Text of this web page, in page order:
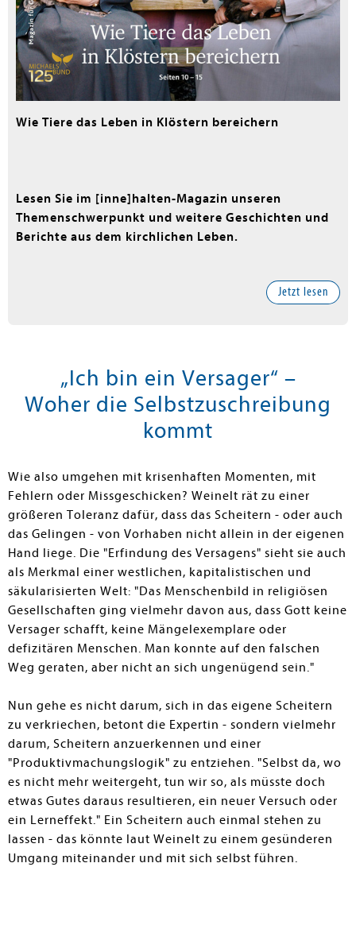
Wie Tiere das Leben in Klöstern bereichern
Lesen Sie im [inne]halten-Magazin unseren
Themenschwerpunkt und weitere Geschichten und
Berichte aus dem kirchlichen Leben.
Jetzt lesen
„Ich bin ein Versager“ –
Woher die Selbstzuschreibung
kommt
Wie also umgehen mit krisenhaften Momenten, mit
Fehlern oder Missgeschicken? Weinelt rät zu einer
größeren Toleranz dafür, dass das Scheitern - oder auch
das Gelingen - von Vorhaben nicht allein in der eigenen
Hand liege. Die "Erfindung des Versagens" sieht sie auch
als Merkmal einer westlichen, kapitalistischen und
säkularisierten Welt: "Das Menschenbild in religiösen
Gesellschaften ging vielmehr davon aus, dass Gott keine
Versager schafft, keine Mängelexemplare oder
defizitären Menschen. Man konnte auf den falschen
Weg geraten, aber nicht an sich ungenügend sein."
Nun gehe es nicht darum, sich in das eigene Scheitern
zu verkriechen, betont die Expertin - sondern vielmehr
darum, Scheitern anzuerkennen und einer
"Produktivmachungslogik" zu entziehen. "Selbst da, wo
es nicht mehr weitergeht, tun wir so, als müsste doch
etwas Gutes daraus resultieren, ein neuer Versuch oder
ein Lerneffekt." Ein Scheitern auch einmal stehen zu
lassen - das könnte laut Weinelt zu einem gesünderen
Umgang miteinander und mit sich selbst führen.